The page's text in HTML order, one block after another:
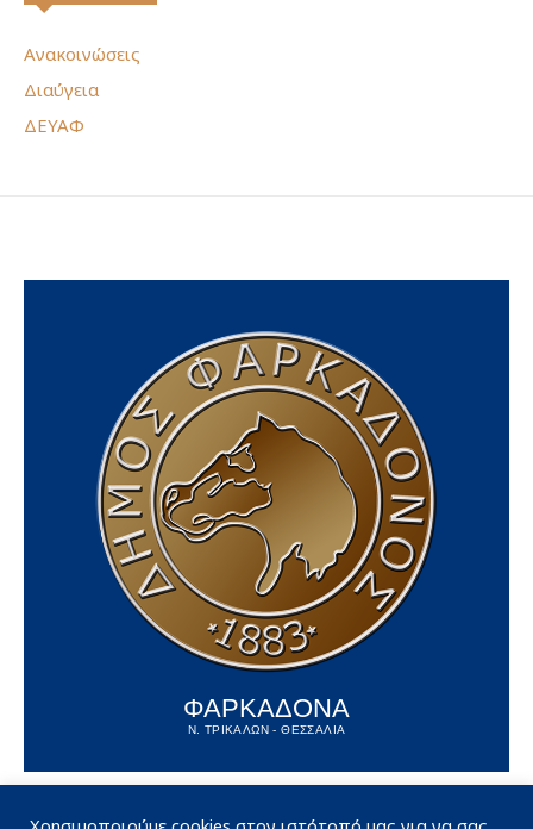
Ανακοινώσεις
Διαύγεια
ΔΕΥΑΦ
ΦΑΡΚΑΔΟΝΑ
Ν. ΤΡΙΚΑΛΩΝ - ΘΕΣΣΑΛΙΑ